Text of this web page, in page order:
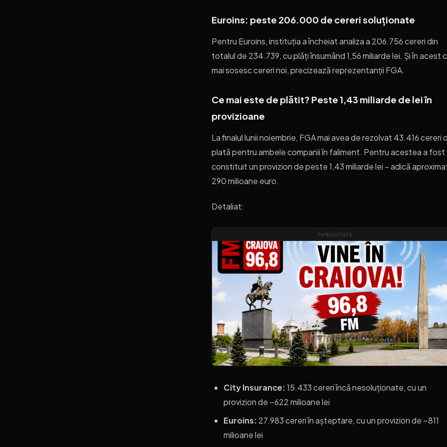
Euroins: peste 206.000 de cereri soluționate
Pentru Euroins, instituția a încheiat analiza a 206.756 cereri din
totalul de 234.739, cu plăți însumând 1,56 miliarde lei. Și în acest
mai sosesc cereri noi, precizează reprezentanții FGA.
Ce mai este de plătit? Peste 1,43 miliarde de lei în
provizioane
La finalul lunii noiembrie, FGA mai avea de rezolvat 43.416 cereri
plată pentru ambele companii în faliment. Pentru acestea a fost
constituit un provizion de peste 1,43 miliarde lei – adică
290 milioane euro.
Detaliat:
PUBLICITATE
City Insurance:15.433 cereri încă nesoluționate, cu un
provizion de ~622 milioane lei
Euroins: 27.983 cereri în așteptare, cu un provizion de ~811
milioane lei